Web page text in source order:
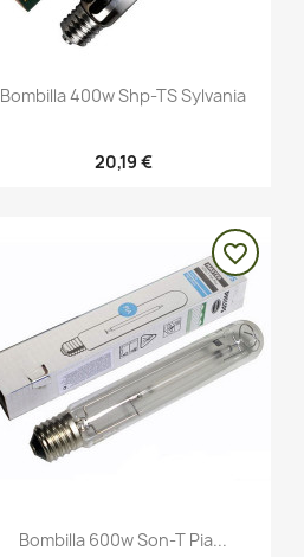
Vista rápida
Bombilla 400w Shp-TS Sylvania
20,19 €
Vista rápida
Bombilla 600w Son-T Pia...
favorite_border